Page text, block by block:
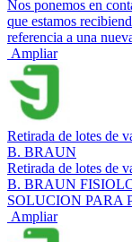
Nos ponemos en
que estamos
referencia a una
Ampliar
Retirada de lotes de
B. BRAUN
Retirada de lotes de
B. BRAUN
SOLUCION PARA
Ampliar